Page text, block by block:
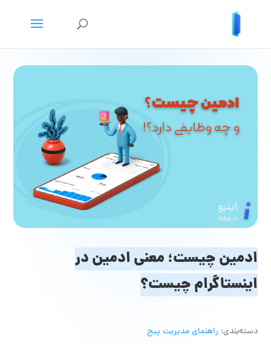
ادمین چیست؛ معنی ادمین در
اینستاگرام چیست؟
دسته‌بندی: راهنمای مدیریت پیج